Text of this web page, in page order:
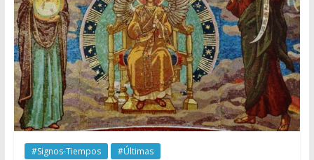
#Signos-Tiempos #Últimas